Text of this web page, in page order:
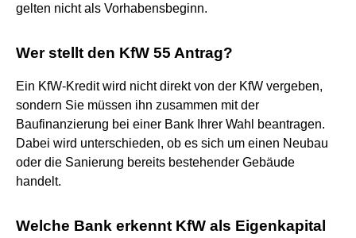
gelten nicht als Vorhabensbeginn.
Wer stellt den KfW 55 Antrag?
Ein KfW-Kredit wird nicht direkt von der KfW vergeben,
sondern Sie müssen ihn zusammen mit der
Baufinanzierung bei einer Bank Ihrer Wahl beantragen.
Dabei wird unterschieden, ob es sich um einen Neubau
oder die Sanierung bereits bestehender Gebäude
handelt.
Welche Bank erkennt KfW als Eigenkapital